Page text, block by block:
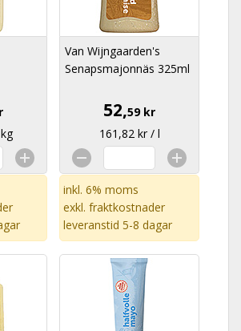
Van Wijngaarden's
Senapsmajonnäs 325ml
52,59 kr
161,82 kr / l
inkl. 6% moms
exkl. fraktkostnader
leveranstid 5-8 dagar